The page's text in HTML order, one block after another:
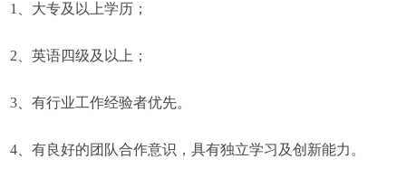
1、大专及以上学历；
2、英语四级及以上；
3、有行业工作经验者优先。
4、有良好的团队合作意识，具有独立学习及创新能力。